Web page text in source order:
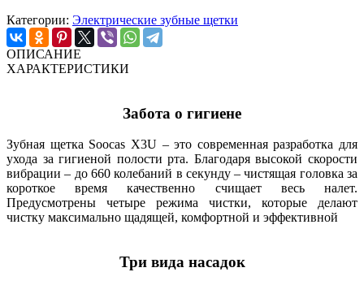
Категории: Электрические зубные щетки
ОПИСАНИЕ
ХАРАКТЕРИСТИКИ
Забота о гигиене
Зубная щетка Soocas X3U – это современная разработка для
ухода за гигиеной полости рта. Благодаря высокой скорости
вибрации – до 660 колебаний в секунду – чистящая головка за
короткое время качественно счищает весь налет.
Предусмотрены четыре режима чистки, которые делают
чистку максимально щадящей, комфортной и эффективной
Три вида насадок